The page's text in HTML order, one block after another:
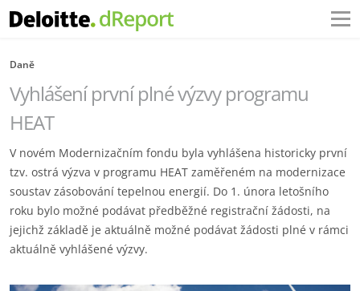
Daně
Vyhlášení první plné výzvy programu
HEAT
V novém Modernizačním fondu byla vyhlášena historicky první
tzv. ostrá výzva v programu HEAT zaměřeném na modernizace
soustav zásobování tepelnou energií. Do 1. února letošního
roku bylo možné podávat předběžné registrační žádosti, na
jejichž základě je aktuálně možné podávat žádosti plné v rámci
aktuálně vyhlášené výzvy.